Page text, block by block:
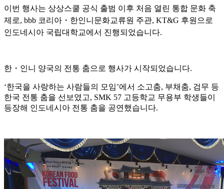
이번 행사는 상상스쿨 공식 출범 이후 처음 열린 통합 문화 축
제로, bbb 코리아・한인니문화교류원 주관, KT&G 후원으로
인도네시아 국립대학교에서 진행되었습니다.
한・인니 양국의 전통 춤으로 행사가 시작되었습니다.
‘한국을 사랑하는 사람들의 모임’에서 소고춤, 부채춤, 검무 등
한국 전통 춤을 선보였고, SMK 57 고등학교 무용부 학생들이
등장해 인도네시아 전통 춤을 공연했습니다.